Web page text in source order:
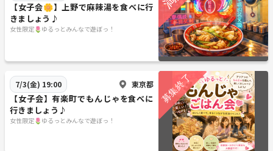
【女子会🌼】上野で麻辣湯を食べに行
きましょう♪
女性限定🌷ゆるっとみんなで遊ぼっ！
7/3(金) 19:00 東京都
【女子会】有楽町でもんじゃを食べに
行きましょう♪
女性限定🌷ゆるっとみんなで遊ぼっ！